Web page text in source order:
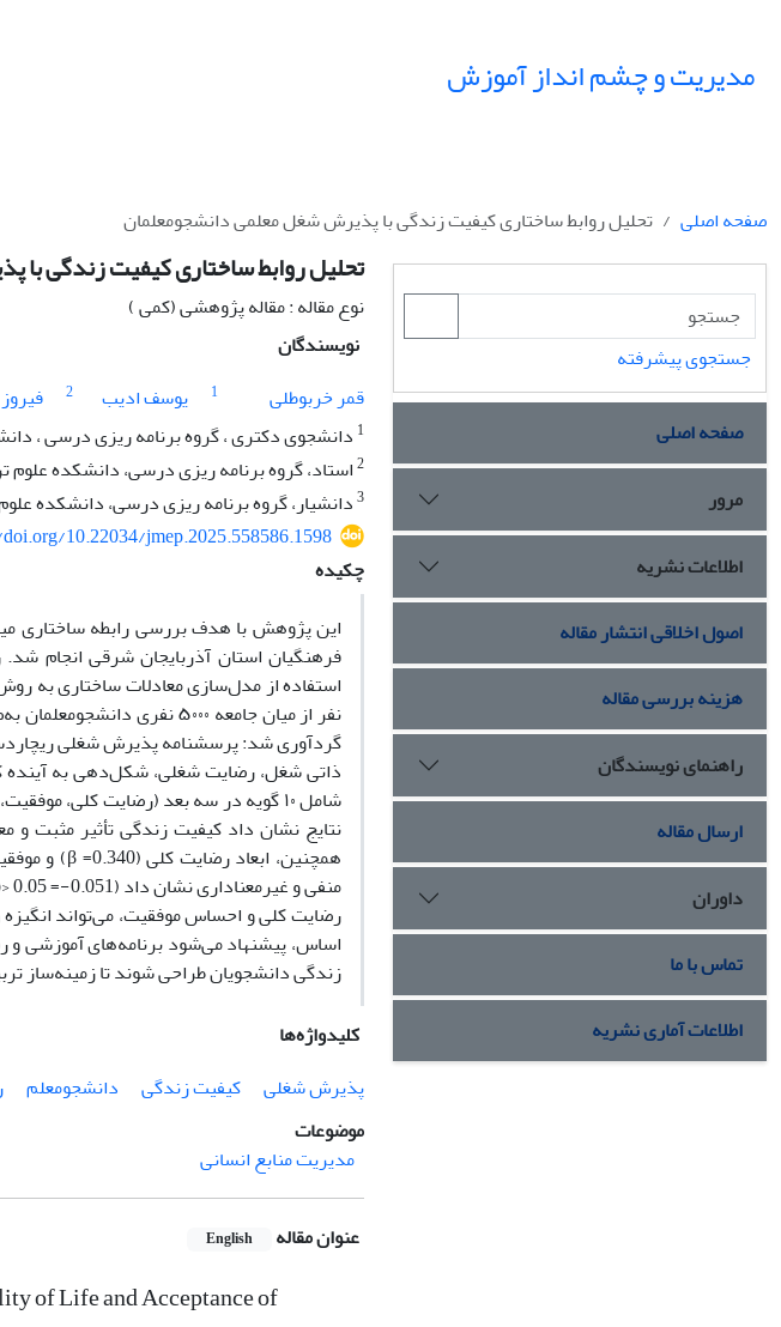
مدیریت و چشم انداز آموزش
صفحه اصلی تحلیل روابط ساختاری کیفیت زندگی با پذیرش شغل معلمی دانشجومعلمان
تحلیل روابط ساختاری کیفیت زندگی
نوع مقاله : مقاله پژوهشی (کمی )
نویسندگان
قمر خربوطلی
1 یوسف ادیب 2
1 دانشجوی دکتری ، گروه برنامه ریزی درسی ،
2استاد، گروه برنامه ریزی درسی، دانشکده علوم
3دانشیار، گروه برنامه ریزی درسی، دانشکده
10.22034/jmep.2025.558586.1598
چکیده
این پژوهش با هدف بررسی رابطه ساختاری
فرهنگیان استان آذربایجان شرقی انجام
نفر از میان جامعه ۵۰۰۰
رضایت کلی و احساس موفقیت، می‌تواند
اساس، پیشنهاد می‌شود برنامه‌های آموزشی و
زندگی دانشجویان طراحی شوند تا زمینه‌ساز
کلیدواژه‌ها
پذیرش شغلی
کیفیت زندگی دانشجومعلم
موضوعات
مدیریت منابع انسانی
عنوان مقاله English
of Life and Acceptance of
جستجوی پیشرفته
صفحه اصلی
مرور
اطلاعات نشریه
اصول اخلاقی انتشار مقاله
هزینه بررسی مقاله
راهنمای نویسندگان
ارسال مقاله
داوران
تماس با ما
اطلاعات آماری نشریه